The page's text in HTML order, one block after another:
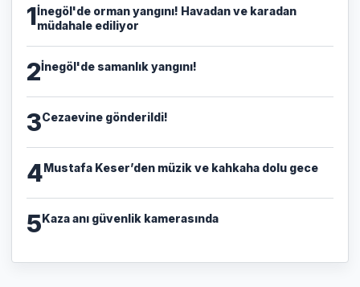
1İnegöl'de orman yangını! Havadan ve karadan
müdahale ediliyor
2İnegöl'de samanlık yangını!
3Cezaevine gönderildi!
4Mustafa Keser’den müzik ve kahkaha dolu gece
5Kaza anı güvenlik kamerasında